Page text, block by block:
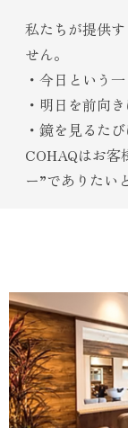
私たちが提供す
せん。
・今日という
・明日を前向
・鏡を見るた
COHAQはお客
ー”でありたい